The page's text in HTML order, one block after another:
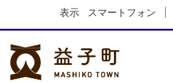
表示 スマートフォン